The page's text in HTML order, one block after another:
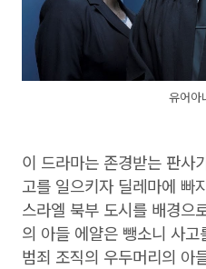
유어아
이 드라마는 존경받는 판사
고를 일으키자 딜레마에 빠
스라엘 북부 도시를 배경으
의 아들 에얄은 뺑소니 사
범죄 조직의 우두머리의 아